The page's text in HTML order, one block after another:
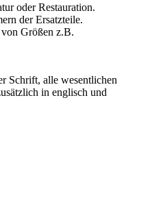
oder Restauration.
der Ersatzteile.
Größen z.B.
Schrift, alle wesentlichen
in englisch und